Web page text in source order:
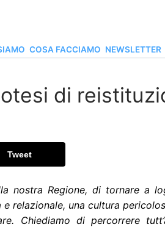
COSA FACCIAMO NEWSLETTER
di
Tweet
nostra Regione, di tornare a
relazionale, una cultura
Chiediamo di percorrere